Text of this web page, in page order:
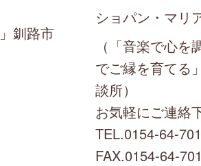
釧路市
ショパン・マリ
（「音楽で心
でご縁を育てる
談所）
お気軽にご連絡
TEL.0154-64-
FAX.0154-64-